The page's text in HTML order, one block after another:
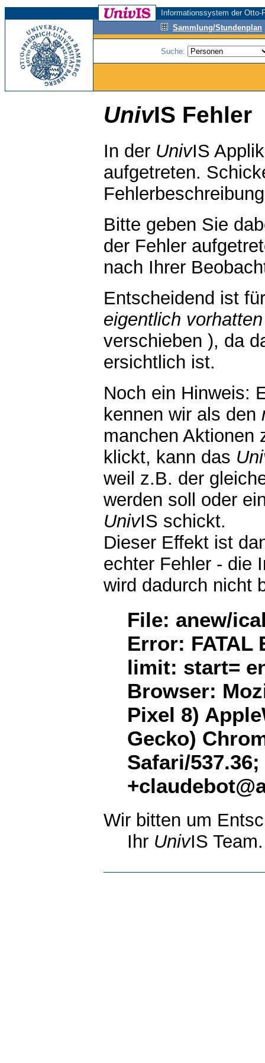
Informationssystem der
Sammlung/Stundenplan
Suche:
UnivIS Fehler
In der UnivIS
aufgetreten.
Bitte geben Sie
der Fehler
nach Ihrer
Entscheidend ist
eigentlich vorhatten
verschieben ), da
ersichtlich ist.
Noch ein Hinweis:
kennen wir als den
manchen Aktionen
klickt, kann das
weil z.B. der
werden soll oder
UnivIS schickt.
Dieser Effekt ist
echter Fehler - die
wird dadurch nicht
File: anew/
Error: FATAL
limit: start=
Browser:
Pixel 8)
Gecko)
Safari/
Wir bitten um
Ihr UnivIS Team.